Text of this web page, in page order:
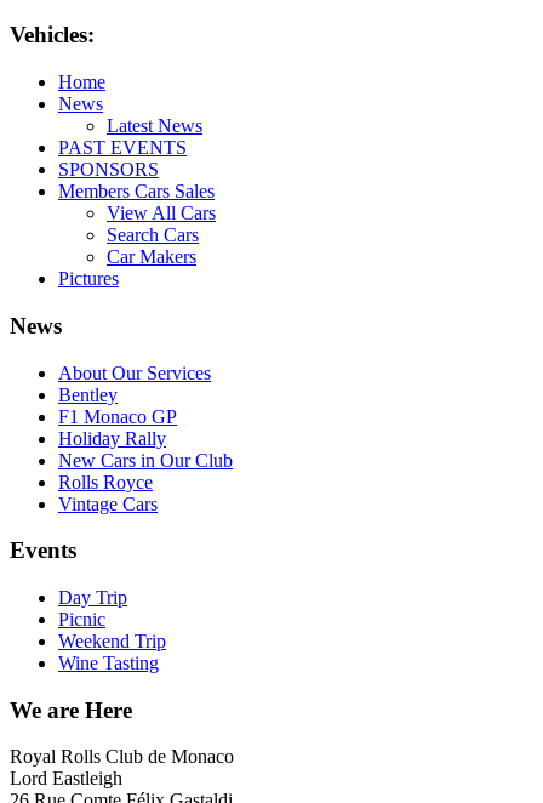
Vehicles:
Home
News
Latest News
PAST EVENTS
SPONSORS
Members Cars Sales
View All Cars
Search Cars
Car Makers
Pictures
News
About Our Services
Bentley
F1 Monaco GP
Holiday Rally
New Cars in Our Club
Rolls Royce
Vintage Cars
Events
Day Trip
Picnic
Weekend Trip
Wine Tasting
We are Here
Royal Rolls Club de Monaco
Lord Eastleigh